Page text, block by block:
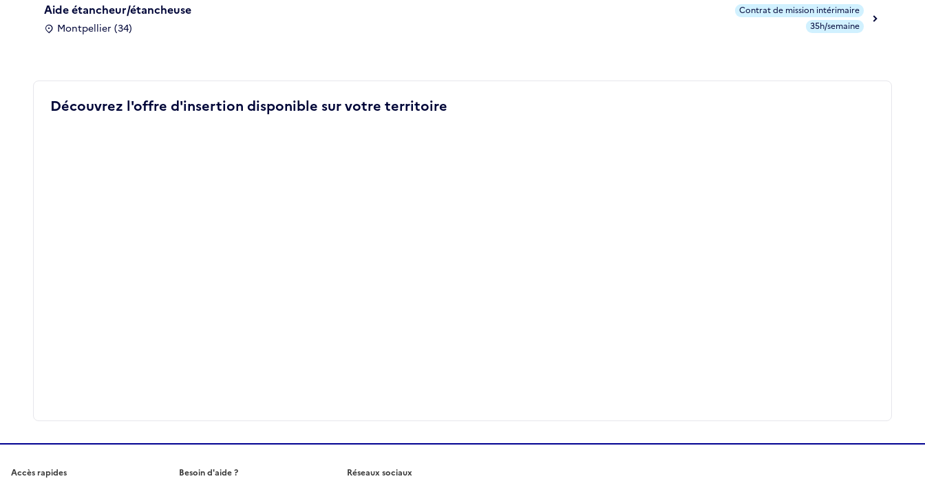
Aide étancheur/étancheuse
Montpellier (34)
Contrat de mission intérimaire
35h/semaine
Découvrez l'offre d'insertion disponible sur votre territoire
Accès rapides Besoin d'aide ? Réseaux sociaux